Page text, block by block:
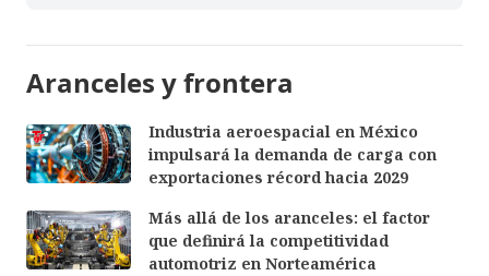
Aranceles y frontera
Industria aeroespacial en México
impulsará la demanda de carga con
exportaciones récord hacia 2029
Más allá de los aranceles: el factor
que definirá la competitividad
automotriz en Norteamérica